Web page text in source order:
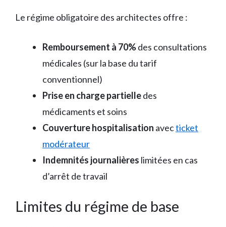
Le régime obligatoire des architectes offre :
Remboursement à 70%des consultations
médicales (sur la base du tarif
conventionnel)
Prise en charge partielledes
médicaments et soins
Couverture hospitalisation avecticket
modérateur
Indemnités journalières limitées en cas
d’arrêt de travail
Limites du régime de base